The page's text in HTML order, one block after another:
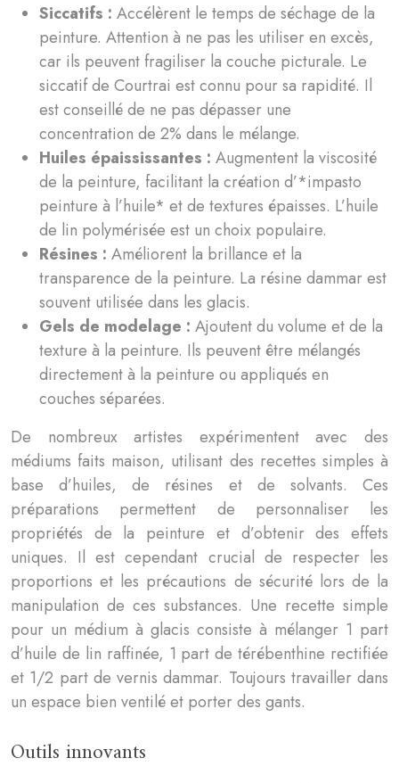
Siccatifs : Accélèrent le temps de séchage de la
peinture. Attention à ne pas les utiliser en excès,
car ils peuvent fragiliser la couche picturale. Le
siccatif de Courtrai est connu pour sa rapidité. Il
est conseillé de ne pas dépasser une
concentration de 2% dans le mélange.
Huiles épaississantes : Augmentent la viscosité
de la peinture, facilitant la création d’*impasto
peinture à l’huile* et de textures épaisses. L’huile
de lin polymérisée est un choix populaire.
Résines : Améliorent la brillance et la
transparence de la peinture. La résine dammar est
souvent utilisée dans les glacis.
Gels de modelage : Ajoutent du volume et de la
texture à la peinture. Ils peuvent être mélangés
directement à la peinture ou appliqués en
couches séparées.
De nombreux artistes expérimentent avec des
médiums faits maison, utilisant des recettes simples à
base d’huiles, de résines et de solvants. Ces
préparations permettent de personnaliser les
propriétés de la peinture et d’obtenir des effets
uniques. Il est cependant crucial de respecter les
proportions et les précautions de sécurité lors de la
manipulation de ces substances. Une recette simple
pour un médium à glacis consiste à mélanger 1 part
d’huile de lin raffinée, 1 part de térébenthine rectifiée
et 1/2 part de vernis dammar. Toujours travailler dans
un espace bien ventilé et porter des gants.
Outils innovants